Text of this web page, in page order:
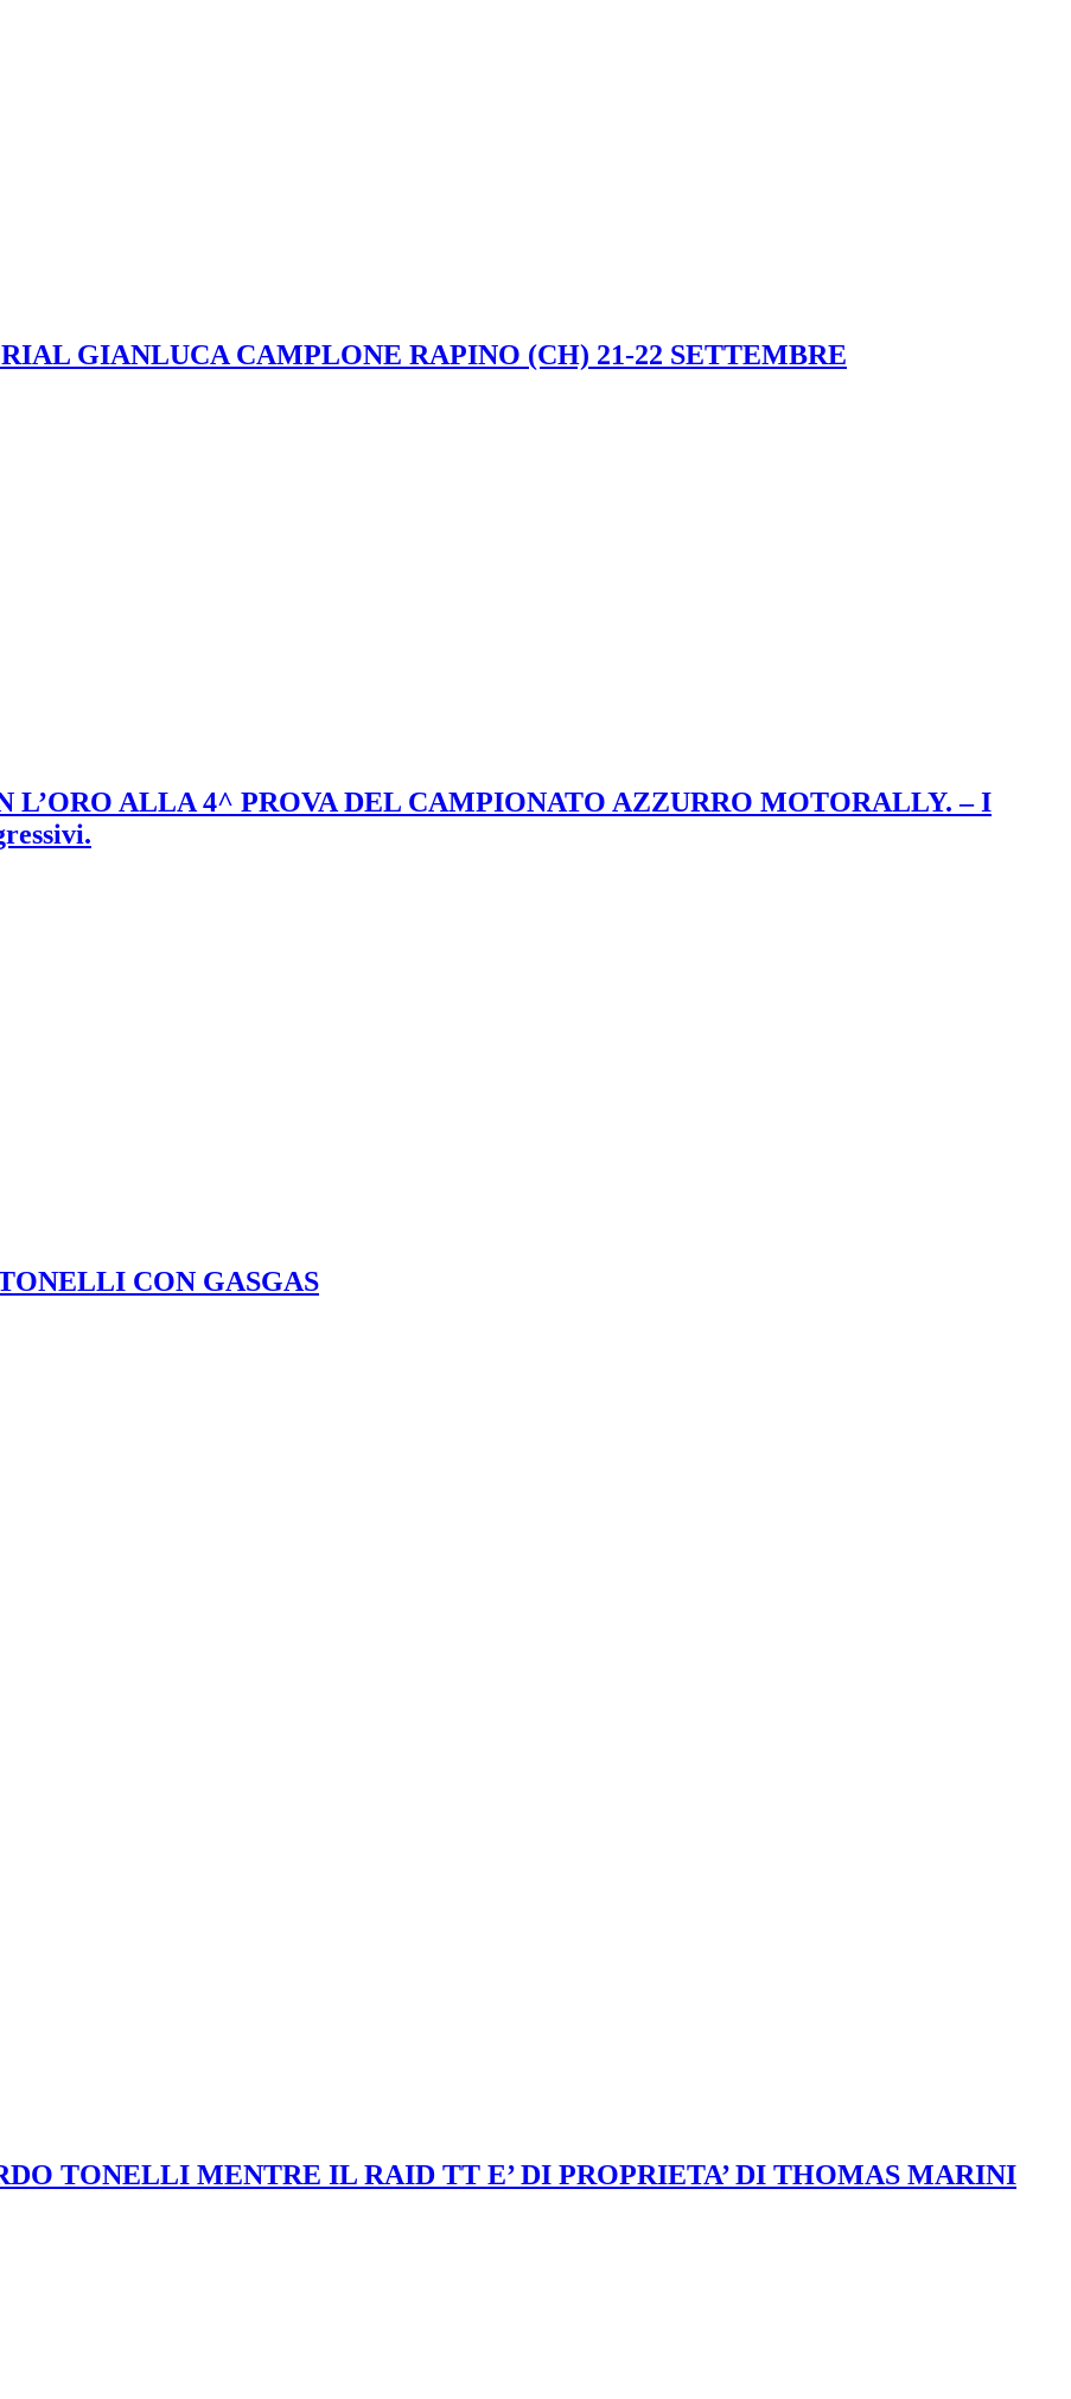
GIANLUCA CAMPLONE RAPINO (CH) 21-22 SETTEMBRE
ALLA 4^ PROVA DEL CAMPIONATO AZZURRO MOTORALLY. – I
CON GASGAS
TONELLI MENTRE IL RAID TT E’ DI PROPRIETA’ DI THOMAS MARINI